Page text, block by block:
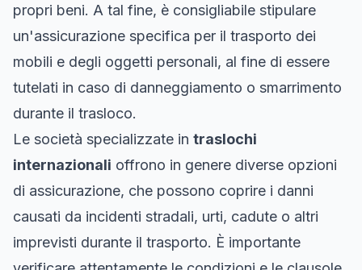
propri beni. A tal fine, è consigliabile stipulare
un'assicurazione specifica per il trasporto dei
mobili e degli oggetti personali, al fine di essere
tutelati in caso di danneggiamento o smarrimento
durante il trasloco.
Le società specializzate in traslochi
internazionali offrono in genere diverse opzioni
di assicurazione, che possono coprire i danni
causati da incidenti stradali, urti, cadute o altri
imprevisti durante il trasporto. È importante